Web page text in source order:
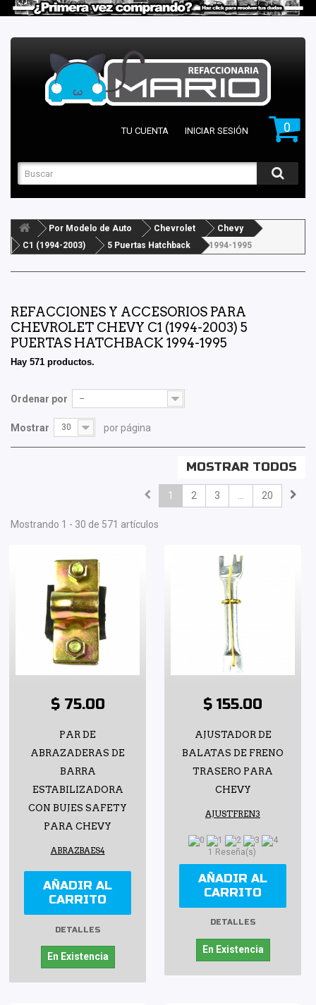
0
TU CUENTA INICIAR SESIÓN
Por Modelo de Auto Chevrolet
Chevy
C1 (1994-2003)
5 Puertas Hatchback 1994-1995
REFACCIONES Y ACCESORIOS PARA
CHEVROLET CHEVY C1 (1994-2003) 5
PUERTAS HATCHBACK 1994-1995
Hay 571 productos.
Ordenar por --
Mostrar 30 por página
MOSTRAR TODOS
1 2 3 ... 20
Mostrando 1 - 30 de 571 artículos
$ 75.00
PAR DE
ABRAZADERAS DE
BARRA
ESTABILIZADORA
CON BUJES SAFETY
PARA CHEVY
ABRAZBAES4
AÑADIR AL
CARRITO
DETALLES
En Existencia
$ 155.00
AJUSTADOR DE
BALATAS DE FRENO
TRASERO PARA
CHEVY
AJUSTFREN3
1 Reseña(s)
AÑADIR AL
CARRITO
DETALLES
En Existencia